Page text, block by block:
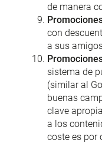
de manera
con
a sus
sistema de
(similar al
buenas
clave
a los
coste es por